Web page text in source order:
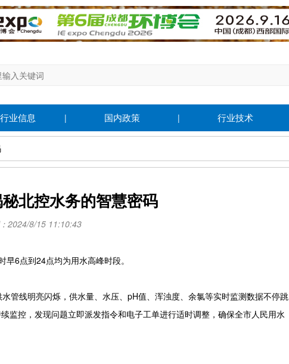
业信息 | 国内政策 | 行业技术
北控水务的智慧密码
2024/8/15 11:10:43
6点到24点均为用水高峰时段。
管线明亮闪烁，供水量、水压、pH值、浑浊度、余氯等实时监测数据不停跳
监控，发现问题立即派发指令和电子工单进行适时调整，确保全市人民用水